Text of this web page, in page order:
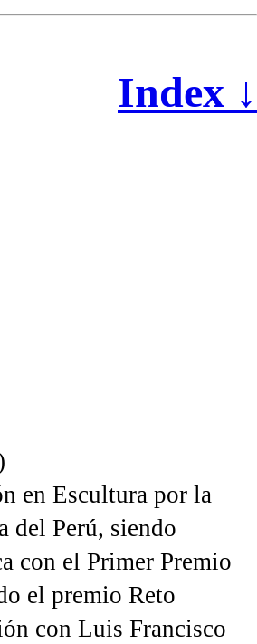
Index ↓
en Escultura por la
del Perú, siendo
con el Primer Premio
el premio Reto
con Luis Francisco